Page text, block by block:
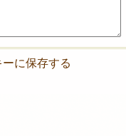
に保存する